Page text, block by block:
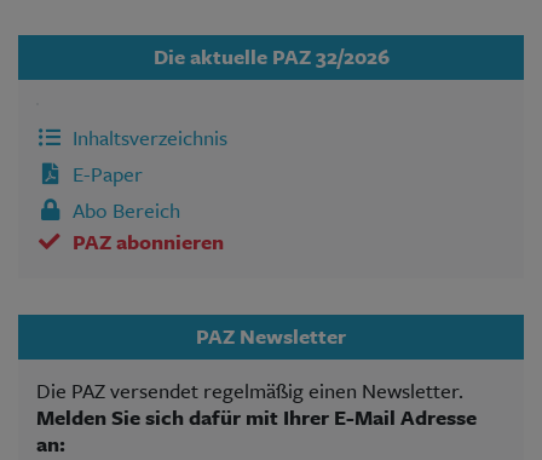
Die aktuelle PAZ 32/2026
Inhaltsverzeichnis
E-Paper
Abo Bereich
PAZ abonnieren
PAZ Newsletter
Die PAZ versendet regelmäßig einen Newsletter.
Melden Sie sich dafür mit Ihrer E-Mail Adresse
an: